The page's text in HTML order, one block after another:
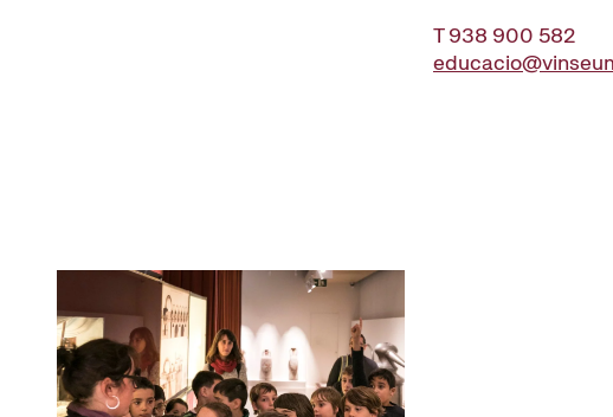
T 938 900 582